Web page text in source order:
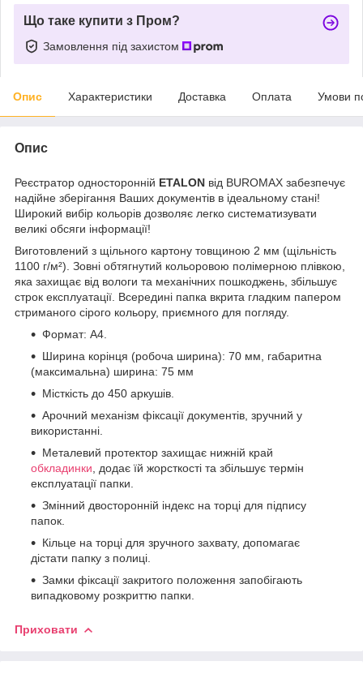
Що таке купити з Пром?
Замовлення під захистом
Опис Характеристики Доставка Оплата Умови
Опис
Реєстратор односторонній ETALON від BUROMAX забезпечує
надійне зберігання Ваших документів в ідеальному стані!
Широкий вибір кольорів дозволяє легко систематизувати
великі обсяги інформації!
Виготовлений з щільного картону товщиною 2 мм (щільність
1100 г/м²). Зовні обтягнутий кольоровою полімерною плівкою,
яка захищає від вологи та механічних пошкоджень, збільшує
строк експлуатації. Всередині папка вкрита гладким папером
стриманого сірого кольору, приємного для погляду.
Формат: А4.
Ширина корінця (робоча ширина): 70 мм, габаритна
(максимальна) ширина: 75 мм
Місткість до 450 аркушів.
Арочний механізм фіксації документів, зручний у
використанні.
Металевий протектор захищає нижній край
обкладинки , додає їй жорсткості та збільшує термін
експлуатації папки.
Змінний двосторонній індекс на торці для підпису
папок.
Кільце на торці для зручного захвату, допомагає
дістати папку з полиці.
Замки фіксації закритого положення запобігають
випадковому розкриттю папки.
Приховати